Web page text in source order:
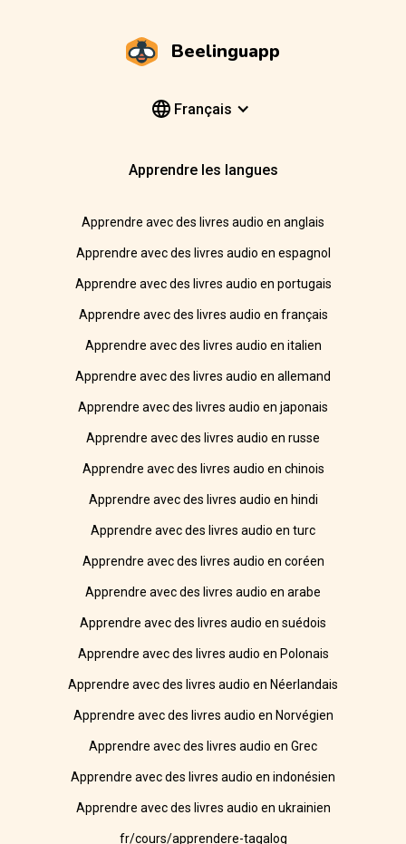
Beelinguapp
Français
Apprendre les langues
Apprendre avec des livres audio en anglais
Apprendre avec des livres audio en espagnol
Apprendre avec des livres audio en portugais
Apprendre avec des livres audio en français
Apprendre avec des livres audio en italien
Apprendre avec des livres audio en allemand
Apprendre avec des livres audio en japonais
Apprendre avec des livres audio en russe
Apprendre avec des livres audio en chinois
Apprendre avec des livres audio en hindi
Apprendre avec des livres audio en turc
Apprendre avec des livres audio en coréen
Apprendre avec des livres audio en arabe
Apprendre avec des livres audio en suédois
Apprendre avec des livres audio en Polonais
Apprendre avec des livres audio en Néerlandais
Apprendre avec des livres audio en Norvégien
Apprendre avec des livres audio en Grec
Apprendre avec des livres audio en indonésien
Apprendre avec des livres audio en ukrainien
fr/cours/apprendere-tagalog